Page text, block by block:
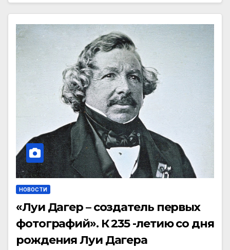
НОВОСТИ
«Луи Дагер – создатель первых
фотографий». К 235 -летию со дня
рождения Луи Дагера